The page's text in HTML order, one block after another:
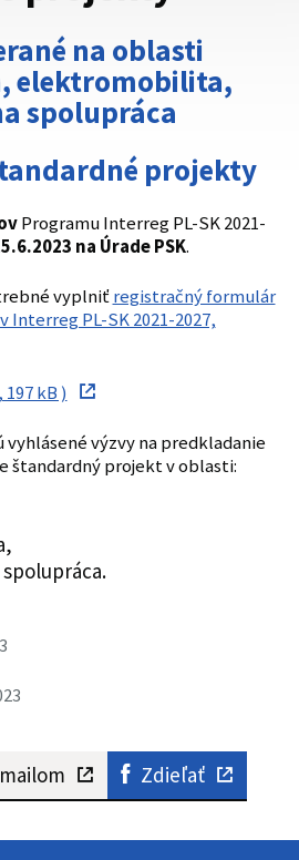
na oblasti
elektromobilita,
spolupráca
projekty
Programu Interreg PL-SK 2021-
na Úrade PSK.
vyplniťregistračný formulár
PL-SK 2021-2027,
kB )
výzvy na predkladanie
štandardný projekt v oblasti:
Zdieľať